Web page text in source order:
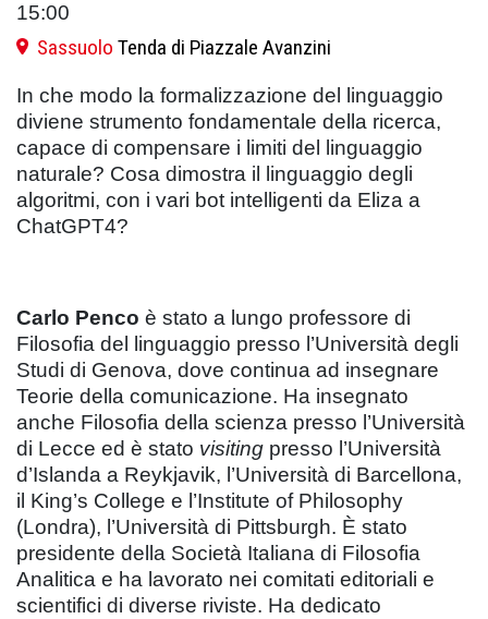
15:00
Sassuolo Tenda di Piazzale Avanzini
In che modo la formalizzazione del linguaggio
diviene strumento fondamentale della ricerca,
capace di compensare i limiti del linguaggio
naturale? Cosa dimostra il linguaggio degli
algoritmi, con i vari bot intelligenti da Eliza a
ChatGPT4?
Carlo Penco è stato a lungo professore di
Filosofia del linguaggio presso l’Università degli
Studi di Genova, dove continua ad insegnare
Teorie della comunicazione. Ha insegnato
anche Filosofia della scienza presso l’Università
di Lecce ed è stato visiting presso l’Università
d’Islanda a Reykjavik, l’Università di Barcellona,
il King’s College e l’Institute of Philosophy
(Londra), l’Università di Pittsburgh. È stato
presidente della Società Italiana di Filosofia
Analitica e ha lavorato nei comitati editoriali e
scientifici di diverse riviste. Ha dedicato